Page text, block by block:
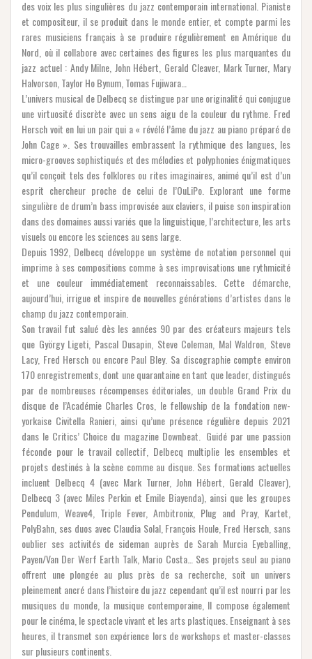
des voix les plus singulières du jazz contemporain international. Pianiste
et compositeur, il se produit dans le monde entier, et compte parmi les
rares musiciens français à se produire régulièrement en Amérique du
Nord, où il collabore avec certaines des figures les plus marquantes du
jazz actuel : Andy Milne, John Hébert, Gerald Cleaver, Mark Turner, Mary
Halvorson, Taylor Ho Bynum, Tomas Fujiwara…
L’univers musical de Delbecq se distingue par une originalité qui conjugue
une virtuosité discrète avec un sens aigu de la couleur du rythme. Fred
Hersch voit en lui un pair qui a « révélé l’âme du jazz au piano préparé de
John Cage ». Ses trouvailles embrassent la rythmique des langues, les
micro-grooves sophistiqués et des mélodies et polyphonies énigmatiques
qu’il conçoit tels des folklores ou rites imaginaires, animé qu’il est d’un
esprit chercheur proche de celui de l’OuLiPo. Explorant une forme
singulière de drum’n bass improvisée aux claviers, il puise son inspiration
dans des domaines aussi variés que la linguistique, l’architecture, les arts
visuels ou encore les sciences au sens large.
Depuis 1992, Delbecq développe un système de notation personnel qui
imprime à ses compositions comme à ses improvisations une rythmicité
et une couleur immédiatement reconnaissables. Cette démarche,
aujourd’hui, irrigue et inspire de nouvelles générations d’artistes dans le
champ du jazz contemporain.
Son travail fut salué dès les années 90 par des créateurs majeurs tels
que György Ligeti, Pascal Dusapin, Steve Coleman, Mal Waldron, Steve
Lacy, Fred Hersch ou encore Paul Bley. Sa discographie compte environ
170 enregistrements, dont une quarantaine en tant que leader, distingués
par de nombreuses récompenses éditoriales, un double Grand Prix du
disque de l’Académie Charles Cros, le fellowship de la fondation new-
yorkaise Civitella Ranieri, ainsi qu’une présence régulière depuis 2021
dans le Critics’ Choice du magazine Downbeat. Guidé par une passion
féconde pour le travail collectif, Delbecq multiplie les ensembles et
projets destinés à la scène comme au disque. Ses formations actuelles
incluent Delbecq 4 (avec Mark Turner, John Hébert, Gerald Cleaver),
Delbecq 3 (avec Miles Perkin et Emile Biayenda), ainsi que les groupes
Pendulum, Weave4, Triple Fever, Ambitronix, Plug and Pray, Kartet,
PolyBahn, ses duos avec Claudia Solal, François Houle, Fred Hersch, sans
oublier ses activités de sideman auprès de Sarah Murcia Eyeballing,
Payen/Van Der Werf Earth Talk, Mario Costa… Ses projets seul au piano
offrent une plongée au plus près de sa recherche, soit un univers
pleinement ancré dans l’histoire du jazz cependant qu’il est nourri par les
musiques du monde, la musique contemporaine, Il compose également
pour le cinéma, le spectacle vivant et les arts plastiques. Enseignant à ses
heures, il transmet son expérience lors de workshops et master-classes
sur plusieurs continents.